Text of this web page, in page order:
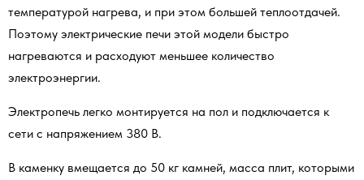
температурой нагрева, и при этом большей теплоотдачей.
Поэтому электрические печи этой модели быстро
нагреваются и расходуют меньшее количество
электроэнергии.
Электропечь легко монтируется на пол и подключается к
сети с напряжением 380 В.
В каменку вмещается до 50 кг камней, масса плит, которыми